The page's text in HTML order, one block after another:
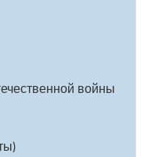
войны